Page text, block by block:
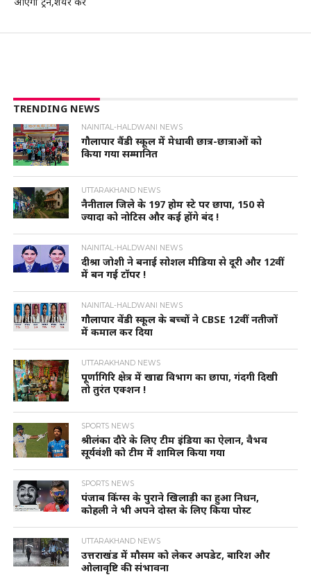
TRENDING NEWS
NAINITAL-HALDWANI NEWS
गौलापार वैंडी स्कूल में मेधावी छात्र-छात्राओं को
किया गया सम्मानित
UTTARAKHAND NEWS
नैनीताल जिले के 197 होम स्टे पर छापा, 150 से
ज्यादा को नोटिस और कई होंगे बंद !
NAINITAL-HALDWANI NEWS
दीश्रा जोशी ने बनाई सोशल मीडिया से दूरी और 12वीं
में बन गई टॉपर !
NAINITAL-HALDWANI NEWS
गौलापार वेंडी स्कूल के बच्चों ने CBSE 12वीं नतीजों
में कमाल कर दिया
UTTARAKHAND NEWS
पूर्णागिरि क्षेत्र में खाद्य विभाग का छापा, गंदगी दिखी
तो तुरंत एक्शन !
SPORTS NEWS
श्रीलंका दौरे के लिए टीम इंडिया का ऐलान, वैभव
सूर्यवंशी को टीम में शामिल किया गया
SPORTS NEWS
पंजाब किंग्स के पुराने खिलाड़ी का हुआ निधन,
कोहली ने भी अपने दोस्त के लिए किया पोस्ट
UTTARAKHAND NEWS
उत्तराखंड में मौसम को लेकर अपडेट, बारिश और
ओलावृष्टि की संभावना